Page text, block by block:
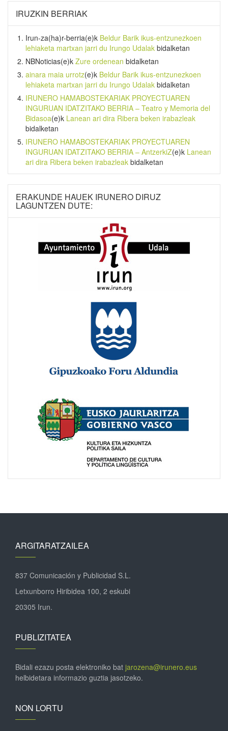
IRUZKIN BERRIAK
Irun-za(ha)r-berria(e)k Beldur Barik ikus-entzunezkoen
lehiaketa martxan jarri du Irungo Udalak bidalketan
NBNoticias(e)k Zure ordenean bidalketan
ainara maia urrotz(e)k Beldur Barik ikus-entzunezkoen
lehiaketa martxan jarri du Irungo Udalak bidalketan
IRUNERO HAMABOSTEKARIAK PROYECTUAREN
INGURUAN IDATZITAKO BERRIA – Teatro y Memoria del
Bidasoa(e)k Lanean ari dira Ribera beken irabazleak
bidalketan
IRUNERO HAMABOSTEKARIAK PROYECTUAREN
INGURUAN IDATZITAKO BERRIA – AntzerkiZ(e)k Lanean
ari dira Ribera beken irabazleak bidalketan
ERAKUNDE HAUEK IRUNERO DIRUZ
LAGUNTZEN DUTE:
ARGITARATZAILEA
837 Comunicación y Publicidad S.L.
Letxunborro Hiribidea 100, 2 eskubi
20305 Irun.
PUBLIZITATEA
Bidali ezazu posta elektroniko bat jarozena@irunero.eus
helbidetara informazio guztia jasotzeko.
NON LORTU